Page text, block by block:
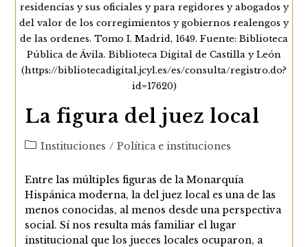
residencias y sus oficiales y para regidores y abogados y
del valor de los corregimientos y gobiernos realengos y
de las ordenes. Tomo I. Madrid, 1649. Fuente: Biblioteca
Pública de Ávila. Biblioteca Digital de Castilla y León
(https://bibliotecadigital.jcyl.es/es/consulta/registro.do?
id=17620)
La figura del juez local
Categoría
la
entrada:
Instituciones / Política e instituciones
Entre las múltiples figuras de la Monarquía
Hispánica moderna, la del juez local es una de las
menos conocidas, al menos desde una perspectiva
social. Sí nos resulta más familiar el lugar
institucional que los jueces locales ocuparon, a